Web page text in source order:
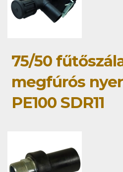
75/50
megfúrós
PE100 SDR11